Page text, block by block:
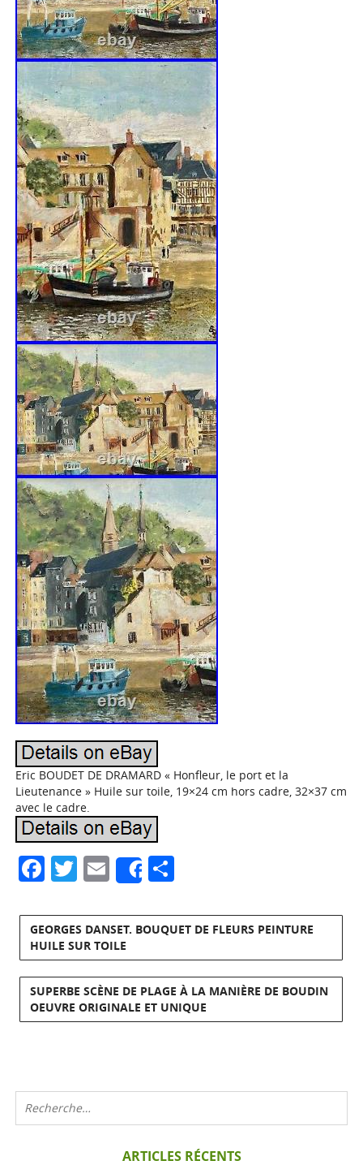
Eric BOUDET DE DRAMARD « Honfleur, le port et la
Lieutenance » Huile sur toile, 19×24 cm hors cadre, 32×37 cm
avec le cadre.
Facebook
Twitter
Email
Share
GEORGES DANSET. BOUQUET DE FLEURS PEINTURE
HUILE SUR TOILE
SUPERBE SCÈNE DE PLAGE À LA MANIÈRE DE BOUDIN
OEUVRE ORIGINALE ET UNIQUE
ARTICLES RÉCENTS